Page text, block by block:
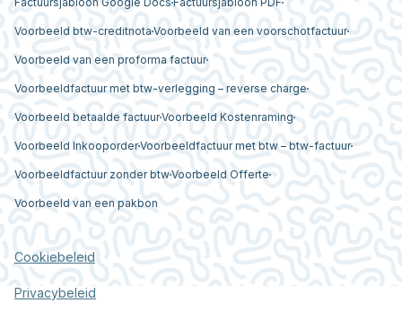
Voorbeeld btw-creditnota Voorbeeld van een voorschotfactuur
Voorbeeld van een proforma factuur
Voorbeeldfactuur met btw-verlegging – reverse charge
Voorbeeld betaalde factuurVoorbeeld Kostenraming
Voorbeeld InkooporderVoorbeeldfactuur met btw – btw-factuur
Voorbeeldfactuur zonder btwVoorbeeld Offerte
Voorbeeld van een pakbon
Cookiebeleid
Privacybeleid